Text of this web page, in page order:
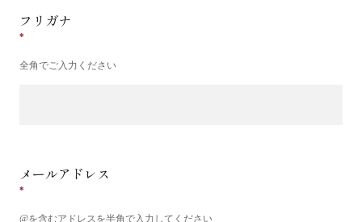
フリガナ
全角でご入力ください
メールアドレス
@を含むアドレスを半角で入力してください